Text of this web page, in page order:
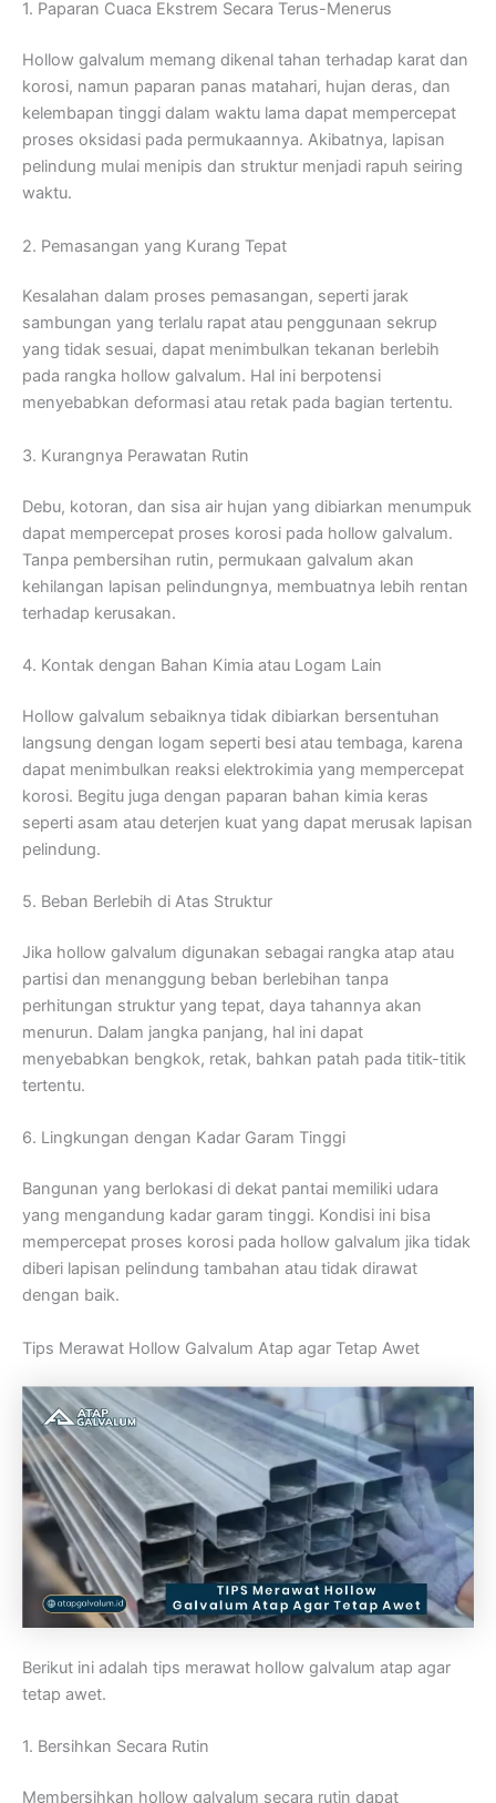
1. Paparan Cuaca Ekstrem Secara Terus-Menerus
Hollow galvalum memang dikenal tahan terhadap karat dan
korosi, namun paparan panas matahari, hujan deras, dan
kelembapan tinggi dalam waktu lama dapat mempercepat
proses oksidasi pada permukaannya. Akibatnya, lapisan
pelindung mulai menipis dan struktur menjadi rapuh seiring
waktu.
2. Pemasangan yang Kurang Tepat
Kesalahan dalam proses pemasangan, seperti jarak
sambungan yang terlalu rapat atau penggunaan sekrup
yang tidak sesuai, dapat menimbulkan tekanan berlebih
pada rangka hollow galvalum. Hal ini berpotensi
menyebabkan deformasi atau retak pada bagian tertentu.
3. Kurangnya Perawatan Rutin
Debu, kotoran, dan sisa air hujan yang dibiarkan menumpuk
dapat mempercepat proses korosi pada hollow galvalum.
Tanpa pembersihan rutin, permukaan galvalum akan
kehilangan lapisan pelindungnya, membuatnya lebih rentan
terhadap kerusakan.
4. Kontak dengan Bahan Kimia atau Logam Lain
Hollow galvalum sebaiknya tidak dibiarkan bersentuhan
langsung dengan logam seperti besi atau tembaga, karena
dapat menimbulkan reaksi elektrokimia yang mempercepat
korosi. Begitu juga dengan paparan bahan kimia keras
seperti asam atau deterjen kuat yang dapat merusak lapisan
pelindung.
5. Beban Berlebih di Atas Struktur
Jika hollow galvalum digunakan sebagai rangka atap atau
partisi dan menanggung beban berlebihan tanpa
perhitungan struktur yang tepat, daya tahannya akan
menurun. Dalam jangka panjang, hal ini dapat
menyebabkan bengkok, retak, bahkan patah pada titik-titik
tertentu.
6. Lingkungan dengan Kadar Garam Tinggi
Bangunan yang berlokasi di dekat pantai memiliki udara
yang mengandung kadar garam tinggi. Kondisi ini bisa
mempercepat proses korosi pada hollow galvalum jika tidak
diberi lapisan pelindung tambahan atau tidak dirawat
dengan baik.
Tips Merawat Hollow Galvalum Atap agar Tetap Awet
Berikut ini adalah tips merawat hollow galvalum atap agar
tetap awet.
1. Bersihkan Secara Rutin
Membersihkan hollow galvalum secara rutin dapat